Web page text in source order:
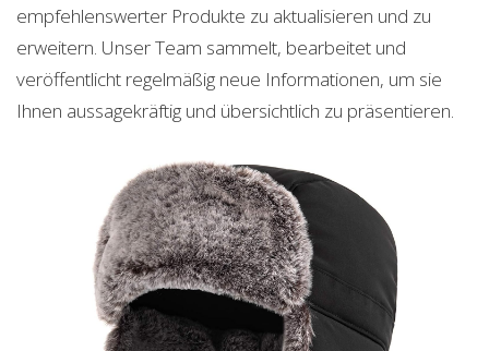
empfehlenswerter Produkte zu aktualisieren und zu
erweitern. Unser Team sammelt, bearbeitet und
veröffentlicht regelmäßig neue Informationen, um sie
Ihnen aussagekräftig und übersichtlich zu präsentieren.